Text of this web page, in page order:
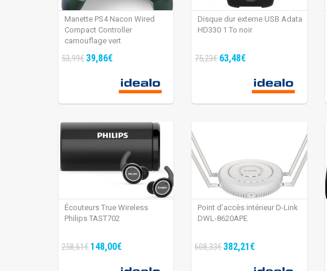
Manette PS4 Nacon Wired
Compact Controller
camouflage vert
53,99€39,86€
Disque dur externe USB Adata
HD330 1 To noir
75,23€ 63,48€
Écouteurs True Wireless
Philips TAST702
258,61€ 148,00€
Point d’accès intérieur D-Link
DWL-8620APE
608,33€382,21€